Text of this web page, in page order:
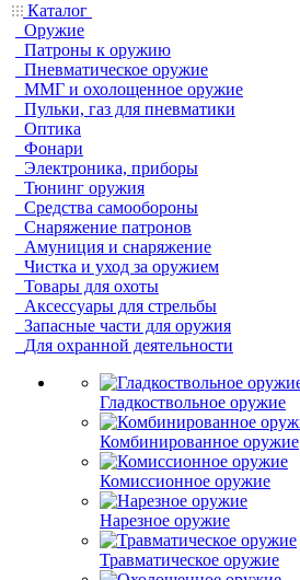
Каталог
Оружие
Патроны к оружию
Пневматическое оружие
ММГ и охолощенное оружие
Пульки, газ для пневматики
Оптика
Фонари
Электроника, приборы
Тюнинг оружия
Средства самообороны
Снаряжение патронов
Амуниция и снаряжение
Чистка и уход за оружием
Товары для охоты
Аксессуары для стрельбы
Запасные части для оружия
Для охранной деятельности
Гладкоствольное оружие
Комбинированное оружие
Комиссионное оружие
Нарезное оружие
Травматическое оружие